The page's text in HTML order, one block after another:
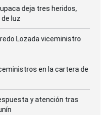
deja tres heridos,
luz
Lozada viceministro
en la cartera de
y atención tras